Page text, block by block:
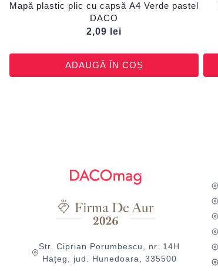
Mapă plastic plic cu capsă A4 Verde pastel
DACO
2,09
lei
ADAUGĂ ÎN COȘ
Str. Ciprian Porumbescu, nr. 14H
Hațeg, jud. Hunedoara, 335500